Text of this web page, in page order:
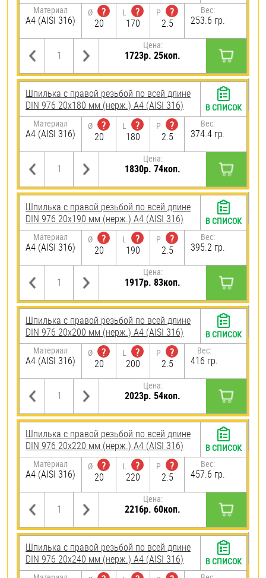
Материал
A4 (AISI 316)
Ø
?
20
L
?
170
P
?
2.5
Вес:
253.6 гр.
Цена:
1723р. 25коп.
Шпилька с правой резьбой по всей длине
DIN 976 20х180 мм (нерж.) A4 (AISI 316)
Материал
A4 (AISI 316)
Ø
?
20
L
?
180
P
?
2.5
Вес:
374.4 гр.
Цена:
1830р. 74коп.
В СПИСОК
Шпилька с правой резьбой по всей длине
DIN 976 20х190 мм (нерж.) A4 (AISI 316)
Материал
A4 (AISI 316)
Ø
?
20
L
?
190
P
?
2.5
Вес:
395.2 гр.
Цена:
1917р. 83коп.
В СПИСОК
Шпилька с правой резьбой по всей длине
DIN 976 20х200 мм (нерж.) A4 (AISI 316)
Материал
A4 (AISI 316)
Ø
?
20
L
?
200
P
?
2.5
Вес:
416 гр.
Цена:
2023р. 54коп.
В СПИСОК
Шпилька с правой резьбой по всей длине
DIN 976 20х220 мм (нерж.) A4 (AISI 316)
Материал
A4 (AISI 316)
Ø
?
20
L
?
220
P
?
2.5
Вес:
457.6 гр.
Цена:
2216р. 60коп.
В СПИСОК
Шпилька с правой резьбой по всей длине
DIN 976 20х240 мм (нерж.) A4 (AISI 316)
В СПИСОК